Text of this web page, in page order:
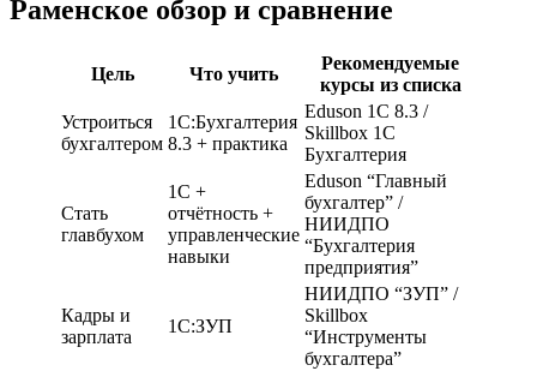
Раменское обзор и сравнение
Цель Что учить
Рекомендуемые
курсы из списка
Устроиться
бухгалтером
1С:Бухгалтерия
8.3 + практика
Eduson 1С 8.3 /
Skillbox 1С
Бухгалтерия
Стать
главбухом
1С +
отчётность +
управленческие
навыки
Eduson “Главный
бухгалтер” /
НИИДПО
“Бухгалтерия
предприятия”
Кадры и
зарплата
1С:ЗУП
НИИДПО “ЗУП” /
Skillbox
“Инструменты
бухгалтера”